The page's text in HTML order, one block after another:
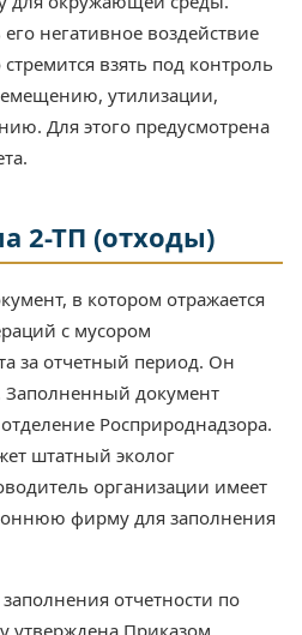
негативное воздействие
взять под контроль
утилизации,
Для этого предусмотрена
2-ТП (отходы)
в котором отражается
с мусором
за отчетный период. Он
Заполненный документ
Росприроднадзора.
штатный эколог
организации имеет
фирму для заполнения
отчетности по
утверждена Приказом